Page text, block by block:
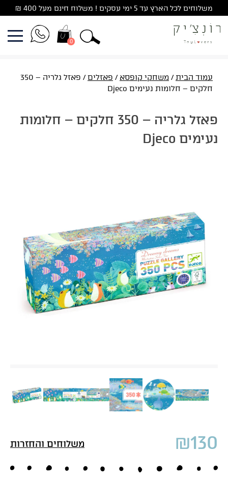
to
content
משלוחים לכל הארץ עד 5 ימי עסקים ! משלוח חינם מעל 400 ₪
0
עמוד הבית/ משחקי קופסא / פאזלים
/ פאזל גלריה – 350
חלקים – חלומות נעימים Djeco
פאזל גלריה – 350 חלקים – חלומות
נעימים Djeco
₪130 משלוחים והחזרות